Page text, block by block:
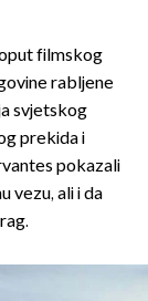
filmskog
rabljene
svjetskog
prekida i
pokazali
vezu, ali i da